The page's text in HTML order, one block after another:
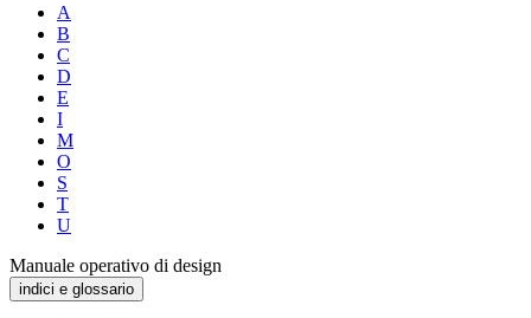
A
B
C
D
E
I
M
O
S
T
U
Manuale operativo di design
indici e glossario